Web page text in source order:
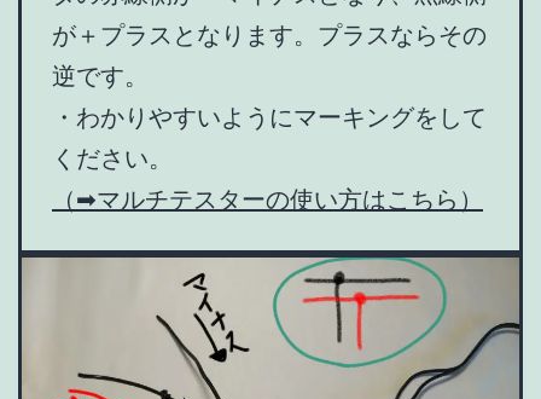
が＋プラスとなります。プラスならその
逆です。
・わかりやすいようにマーキングをして
ください。
（➡マルチテスターの使い方はこちら）